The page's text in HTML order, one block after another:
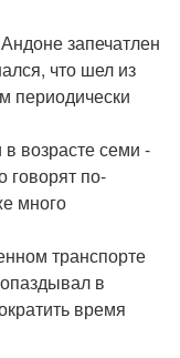
запечатлен
что шел из
периодически
возрасте семи -
говорят по-
много
транспорте
в
время